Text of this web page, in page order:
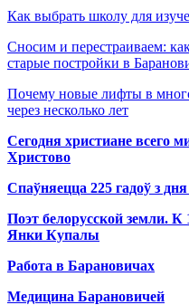
Как выбрать школу для
Сносим и перестраиваем:
старые постройки в
Почему новые лифты в
через несколько лет
Сегодня христиане всего
Христово
Спаўняецца 225 гадоў з
Поэт белорусской земли.
Янки Купалы
Работа в Барановичах
Медицина Барановичей